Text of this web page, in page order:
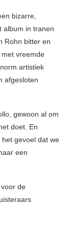
bizarre,
album in tranen
Rohn bitter en
vreemde
artistiek
afgesloten
gewoon al om
doet. En
gevoel dat we
een
de